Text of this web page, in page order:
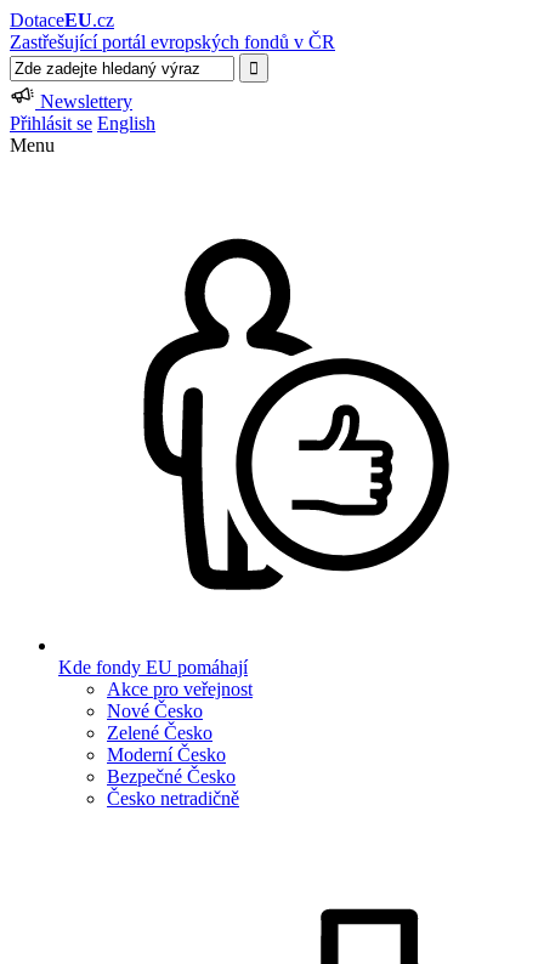
DotaceEU.cz
Zastřešující portál evropských fondů v ČR
Newslettery
Přihlásit se English
Menu
Kde fondy EU pomáhají
Akce pro veřejnost
Nové Česko
Zelené Česko
Moderní Česko
Bezpečné Česko
Česko netradičně